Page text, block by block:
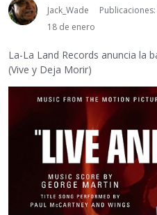
Jack_Wade
18 de enero
La-La Land Records anuncia la
(Vive y Deja Morir)